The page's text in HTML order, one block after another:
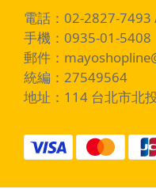
電話：02-2827-
手機：0935-01-5408
郵件：
統編：27549564
地址：114 台北市北